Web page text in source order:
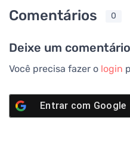
Comentários 0
Deixe um comentário
Você precisa fazer o login
Entrar com Google